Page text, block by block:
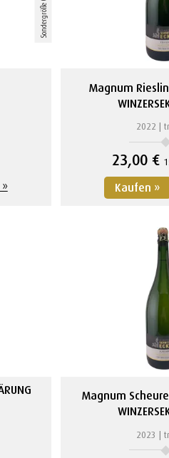
Magnum
2022
23,00 €
Kaufen »
Magnum
2023